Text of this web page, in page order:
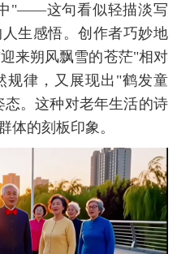
"——这句看似轻描淡写
生感悟。创作者巧妙地
来朔风飘雪的苍茫"相对
规律，又展现出"鹤发童
。这种对老年生活的诗
体的刻板印象。